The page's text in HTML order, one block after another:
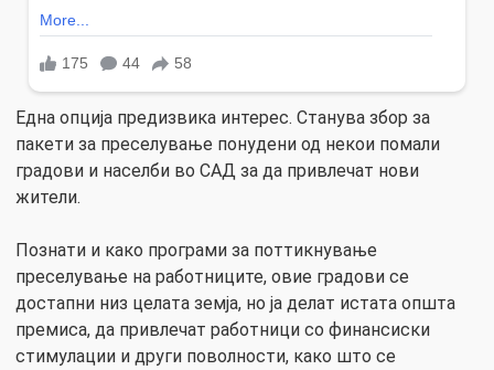
Една опција предизвика интерес. Станува збор за
пакети за преселување понудени од некои помали
градови и населби во САД за да привлечат нови
жители.
Познати и како програми за поттикнување
преселување на работниците, овие градови се
достапни низ целата земја, но ја делат истата општа
премиса, да привлечат работници со финансиски
стимулации и други поволности, како што се